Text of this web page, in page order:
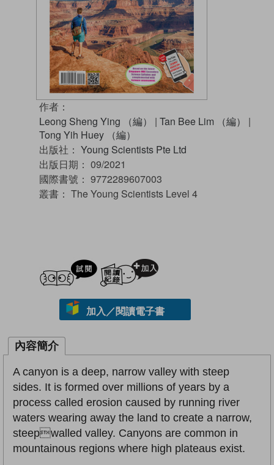
作者：
Leong Sheng Ying （編）
| Tan Bee Lim （編）
|
Tong Yih Huey （編）
出版社： Young Scientists Pte Ltd
出版日期： 09/2021
國際書號： 9772289607003
叢書： The Young Scientists Level 4
試閲
加入／閱讀電子書
內容簡介
A canyon is a deep, narrow valley with steep
sides. It is formed over millions of years by a
process called erosion caused by running river
waters wearing away the land to create a narrow,
steepwalled valley. Canyons are common in
mountainous regions where high plateaus exist.